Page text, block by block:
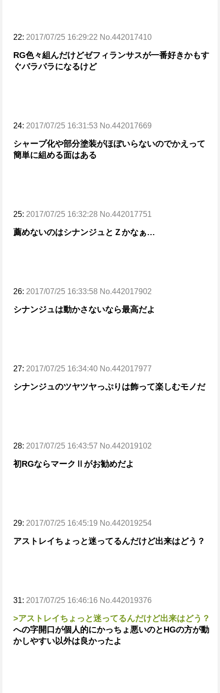
22: 2017/07/25 16:29:22 No.442017410
RG色々組んだけどゼフィランサスが一番好きかもす
ぐバラバラになるけど
24: 2017/07/25 16:31:53 No.442017669
シャープ化や部分塗装がほぼいらないのでかえって
簡単に組める面はある
25: 2017/07/25 16:32:28 No.442017751
薦めないのはシナンジュとＺかなぁ…
26: 2017/07/25 16:33:58 No.442017902
シナンジュは動かさないなら最高だよ
27: 2017/07/25 16:34:40 No.442017977
シナンジュのツヤツヤっぷりは飾って楽しむモノだ
28: 2017/07/25 16:43:57 No.442019102
初RGならマークⅡがお勧めだよ
29: 2017/07/25 16:45:19 No.442019254
アストレイちょっと迷ってるんだけど出来はどう？
31: 2017/07/25 16:46:16 No.442019376
>アストレイちょっと迷ってるんだけど出来はどう？
への字開口が個人的にかっちょ悪いのとHGの方が動
かしやすい以外は良かったよ